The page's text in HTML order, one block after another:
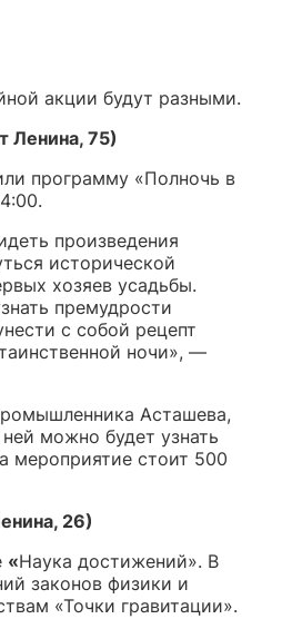
акции будут разными.
Ленина, 75)
программу «Полночь в
произведения
исторической
хозяев усадьбы.
премудрости
с собой рецепт
ночи», —
Асташева,
можно будет узнать
мероприятие стоит 500
26)
«Наука достижений». В
законов физики и
«Точки гравитации».